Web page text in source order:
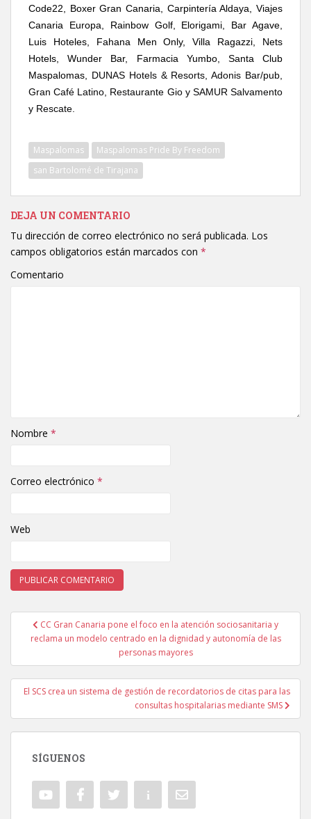
Code22, Boxer Gran Canaria, Carpintería Aldaya, Viajes
Canaria Europa, Rainbow Golf, Elorigami, Bar Agave,
Luis Hoteles, Fahana Men Only, Villa Ragazzi, Nets
Hotels, Wunder Bar, Farmacia Yumbo, Santa Club
Maspalomas, DUNAS Hotels & Resorts, Adonis Bar/pub,
Gran Café Latino, Restaurante Gio y SAMUR Salvamento
y Rescate.
Maspalomas
Maspalomas Pride By Freedom
san Bartolomé de Tirajana
DEJA UN COMENTARIO
Tu dirección de correo electrónico no será publicada. Los
campos obligatorios están marcados con *
Comentario
Nombre *
Correo electrónico *
Web
Navegación de entradas
CC Gran Canaria pone el foco en la atención sociosanitaria y
reclama un modelo centrado en la dignidad y autonomía de las
personas mayores
El SCS crea un sistema de gestión de recordatorios de citas para las
consultas hospitalarias mediante SMS
SÍGUENOS